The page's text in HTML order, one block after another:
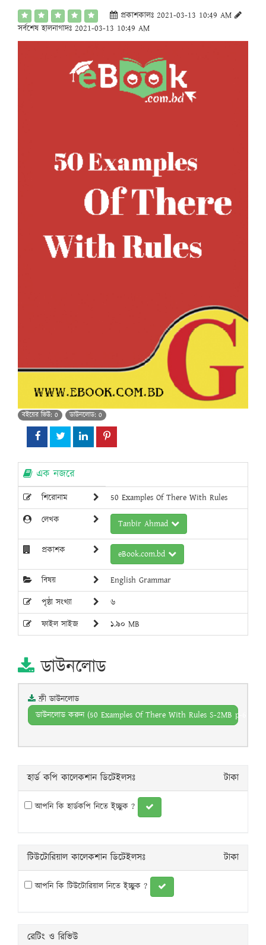
প্রকাশকালঃ 2021-03-13 10:49 AM
সর্বশেষ হালনাগাদঃ 2021-03-13 10:49 AM
বইয়ের ভিউ: 0 ডাউনলোড: 0
এক নজরে
শিরোনাম
50 Examples Of There With Rules
লেখক
Tanbir Ahmad
প্রকাশক eBook.com.bd
বিষয়
English Grammar
পৃষ্ঠা সংখ্যা
৬
ফাইল সাইজ
১.৯০ MB
ডাউনলোড
ফ্রী ডাউনলোড
ডাউনলোড করুন (50 Examples Of There With Rules S-2MB p-6 .pdf)
হার্ড কপি কালেকশান ডিটেইলসঃ টাকা
আপনি কি হার্ডকপি নিতে ই্চ্ছুক ?
টিউটোরিয়াল কালেকশান ডিটেইলসঃ টাকা
আপনি কি টিউটোরিয়াল নিতে ই্চ্ছুক ?
রেটিং ও রিভিউ